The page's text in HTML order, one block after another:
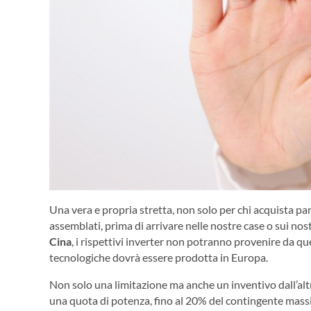
Una vera e propria stretta, non solo per chi acquista
assemblati, prima di arrivare nelle nostre case o sui
Cina, i rispettivi inverter non potranno provenire da
tecnologiche dovrà essere prodotta in Europa.
Non solo una limitazione ma anche un inventivo
una quota di potenza, fino al 20% del contingente